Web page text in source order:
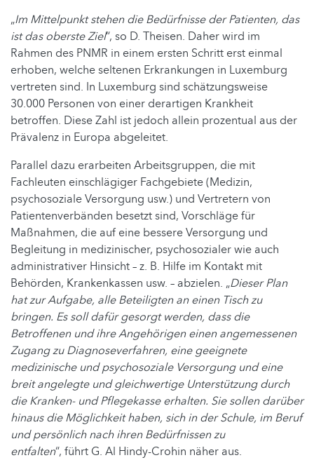
„Im Mittelpunkt stehen die Bedürfnisse der Patienten, das
ist das oberste Ziel“, so D. Theisen. Daher wird im
Rahmen des PNMR in einem ersten Schritt erst einmal
erhoben, welche seltenen Erkrankungen in Luxemburg
vertreten sind. In Luxemburg sind schätzungsweise
30.000 Personen von einer derartigen Krankheit
betroffen. Diese Zahl ist jedoch allein prozentual aus der
Prävalenz in Europa abgeleitet.
Parallel dazu erarbeiten Arbeitsgruppen, die mit
Fachleuten einschlägiger Fachgebiete (Medizin,
psychosoziale Versorgung usw.) und Vertretern von
Patientenverbänden besetzt sind, Vorschläge für
Maßnahmen, die auf eine bessere Versorgung und
Begleitung in medizinischer, psychosozialer wie auch
administrativer Hinsicht – z. B. Hilfe im Kontakt mit
Behörden, Krankenkassen usw. – abzielen. „Dieser Plan
hat zur Aufgabe, alle Beteiligten an einen Tisch zu
bringen. Es soll dafür gesorgt werden, dass die
Betroffenen und ihre Angehörigen einen angemessenen
Zugang zu Diagnoseverfahren, eine geeignete
medizinische und psychosoziale Versorgung und eine
breit angelegte und gleichwertige Unterstützung durch
die Kranken- und Pflegekasse erhalten. Sie sollen darüber
hinaus die Möglichkeit haben, sich in der Schule, im Beruf
und persönlich nach ihren Bedürfnissen zu
entfalten“, führt G. Al Hindy-Crohin näher aus.